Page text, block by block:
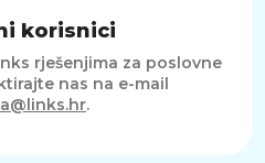
korisnici
rješenjima za poslovne
nas na e-mail
.